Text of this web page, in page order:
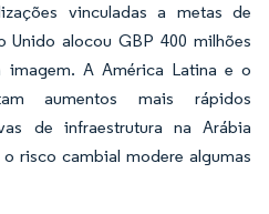
vinculadas a metas de
Unido alocou GBP 400 milhões
imagem. A América Latina e o
aumentos mais rápidos
de infraestrutura na Arábia
risco cambial modere algumas